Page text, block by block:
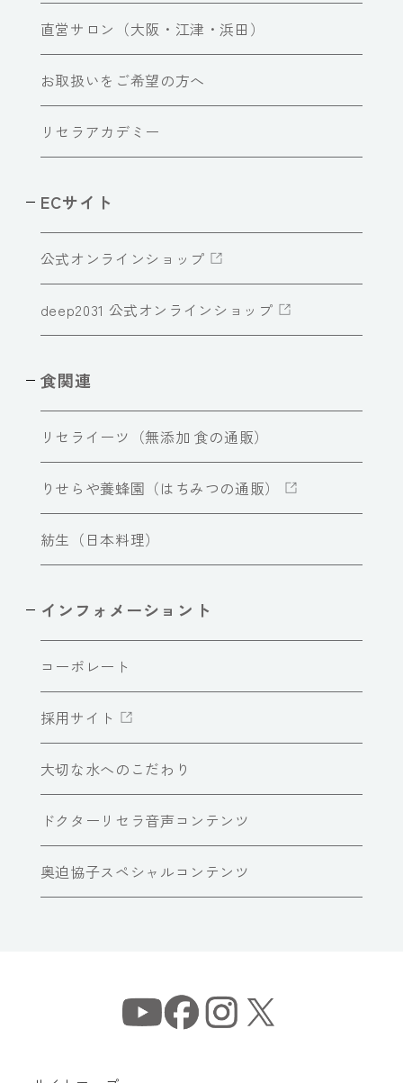
直営サロン（大阪・江津・浜田）
お取扱いをご希望の方へ
リセラアカデミー
ECサイト
公式オンラインショップ
deep2031 公式オンラインショップ
食関連
リセライーツ（無添加 食の通販）
りせらや養蜂園（はちみつの通販）
紡生（日本料理）
インフォメーショント
コーポレート
採用サイト
大切な水へのこだわり
ドクターリセラ音声コンテンツ
奥迫協子スペシャルコンテンツ